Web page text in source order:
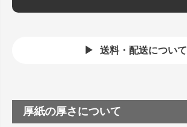
送料・配送について
厚紙の厚さについて